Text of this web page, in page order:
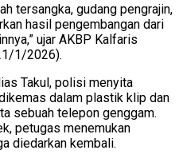
tersangka, gudang pengrajin,
hasil pengembangan dari
ujar AKBP Kalfaris
1/2026).
Takul, polisi menyita
dalam plastik klip dan
sebuah telepon genggam.
petugas menemukan
diedarkan kembali.